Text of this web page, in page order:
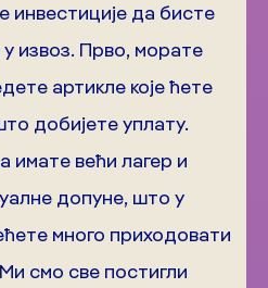
инвестиције да бисте
извоз. Прво, морате
артикле које ћете
добијете уплату.
имате већи лагер и
допуне, што у
много приходовати
смо све постигли